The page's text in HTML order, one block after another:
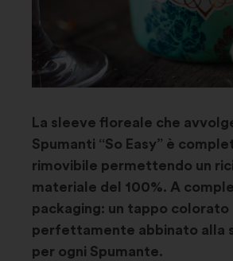
La sleeve floreale che
Spumanti “So Easy” è
rimovibile permettendo un
materiale del 100%. A
packaging: un tappo colorato
perfettamente abbinato alla
per ogni Spumante.